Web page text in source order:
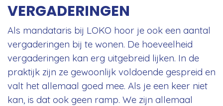
VERGADERINGEN
Als mandataris bij LOKO hoor je ook een aantal
vergaderingen bij te wonen. De hoeveelheid
vergaderingen kan erg uitgebreid lijken. In de
praktijk zijn ze gewoonlijk voldoende gespreid en
valt het allemaal goed mee. Als je een keer niet
kan, is dat ook geen ramp. We zijn allemaal